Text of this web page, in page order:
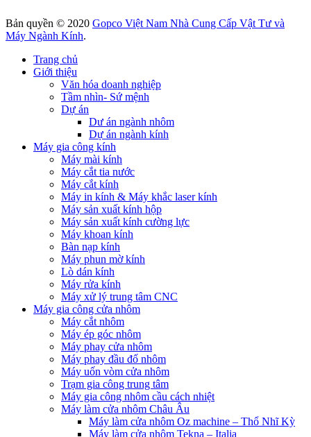
Bản quyền © 2020 Gopco Việt Nam Nhà Cung Cấp Vật Tư và
Máy Ngành Kính.
Trang chủ
Giới thiệu
Văn hóa doanh nghiệp
Tầm nhìn- Sứ mệnh
Dự án
Dư án ngành nhôm
Dự án ngành kính
Máy gia công kính
Máy mài kính
Máy cắt tia nước
Máy cắt kính
Máy in kính & Máy khắc laser kính
Máy sản xuất kính hộp
Máy sản xuất kính cường lực
Máy khoan kính
Bàn nạp kính
Máy phun mờ kính
Lò dán kính
Máy rửa kính
Máy xử lý trung tâm CNC
Máy gia công cửa nhôm
Máy cắt nhôm
Máy ép góc nhôm
Máy phay cửa nhôm
Máy phay đầu đố nhôm
Máy uốn vòm cửa nhôm
Trạm gia công trung tâm
Máy gia công nhôm cầu cách nhiệt
Máy làm cửa nhôm Châu Âu
Máy làm cửa nhôm Oz machine – Thổ Nhĩ Kỳ
Máy làm cửa nhôm Tekna – Italia